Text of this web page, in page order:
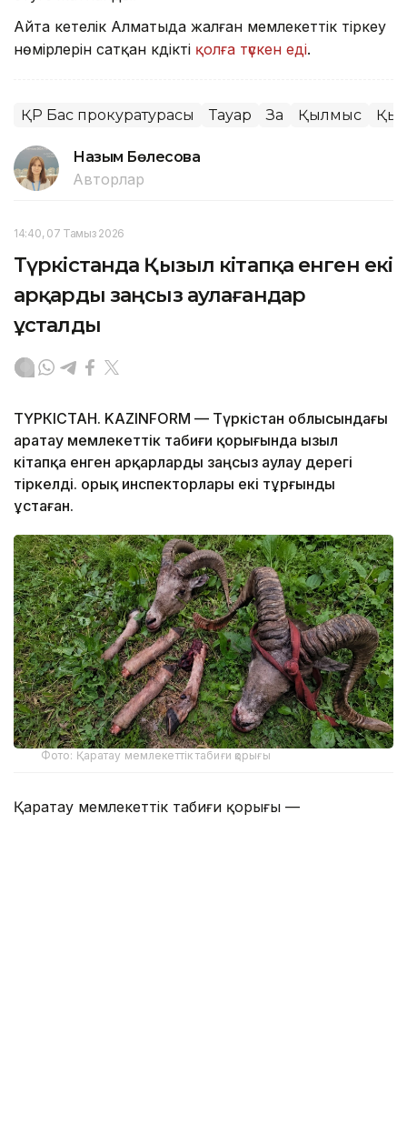
Айта кетелік Алматыда жалған мемлекеттік тіркеу
нөмірлерін сатқан күдікті қолға түскен еді.
ҚР Бас прокуратурасы Тауар Заң Қылмыс
Назым Бөлесова
Авторлар
14:40, 07 Тамыз 2026
Түркістанда Қызыл кітапқа енген екі
арқарды заңсыз аулағандар
ұсталды
ТҮРКІСТАН. KAZINFORM — Түркістан облысындағы
Қаратау мемлекеттік табиғи қорығында Қызыл
кітапқа енген арқарларды заңсыз аулау дерегі
тіркелді. Қорық инспекторлары екі тұрғынды
ұстаған.
Фото: Қаратау мемлекеттік табиғи қорығы
Қаратау мемлекеттік табиғи қорығы —